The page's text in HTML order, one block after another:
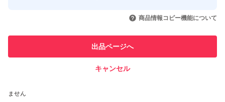
引を完了させた実績があります
での取引実績があります
ません
商品情報コピー機能について
出品ページへ
キャンセル